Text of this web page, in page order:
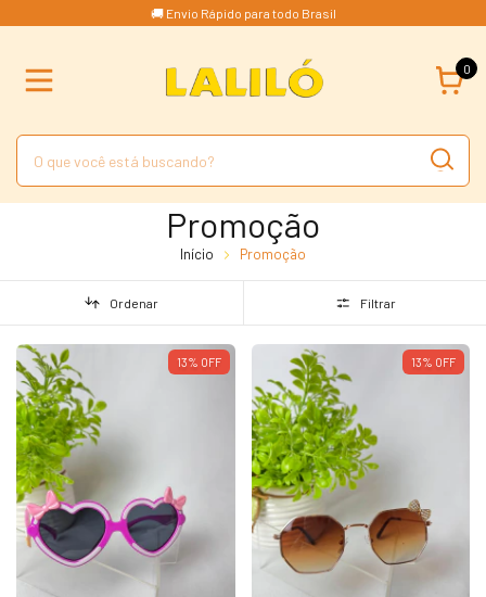
🚚 Envio Rápido para todo Brasil
0
Promoção
Início Promoção
Ordenar Filtrar
13% OFF 13% OFF